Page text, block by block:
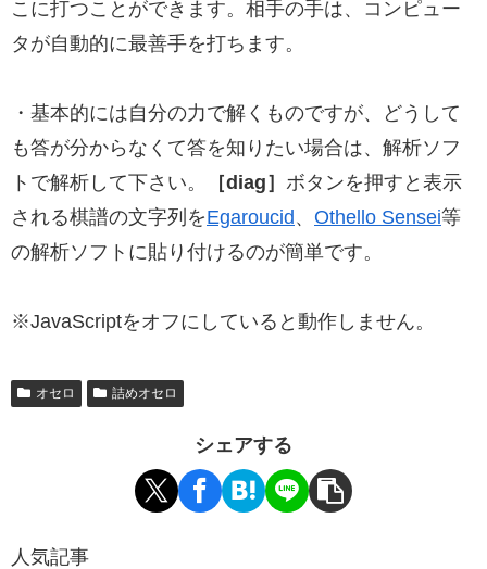
こに打つことができます。相手の手は、コンピュー
タが自動的に最善手を打ちます。
・基本的には自分の力で解くものですが、どうして
も答が分からなくて答を知りたい場合は、解析ソフ
トで解析して下さい。
［diag］ ボタンを押すと表示
される棋譜の文字列をEgaroucid、 Othello Sensei等
の解析ソフトに貼り付けるのが簡単です。
※JavaScriptをオフにしていると動作しません。
オセロ 詰めオセロ
シェアする
人気記事